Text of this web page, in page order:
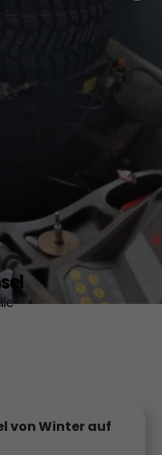
von Winter auf